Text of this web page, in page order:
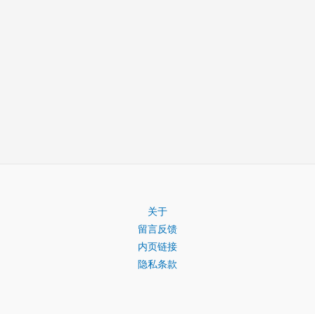
关于
留言反馈
内页链接
隐私条款